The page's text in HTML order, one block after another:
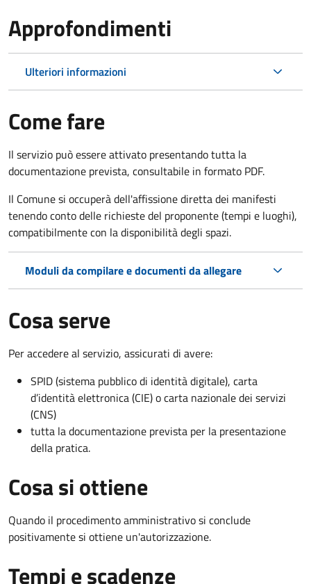
Approfondimenti
Ulteriori informazioni
Come fare
Il servizio può essere attivato presentando tutta la
documentazione prevista, consultabile in formato PDF.
Il Comune si occuperà dell'affissione diretta dei manifesti
tenendo conto delle richieste del proponente (tempi e luoghi),
compatibilmente con la disponibilità degli spazi.
Moduli da compilare e documenti da allegare
Cosa serve
Per accedere al servizio, assicurati di avere:
SPID (sistema pubblico di identità digitale), carta
d’identità elettronica (CIE) o carta nazionale dei servizi
(CNS)
tutta la documentazione prevista per la presentazione
della pratica.
Cosa si ottiene
Quando il procedimento amministrativo si conclude
positivamente si ottiene un'autorizzazione.
Tempi e scadenze